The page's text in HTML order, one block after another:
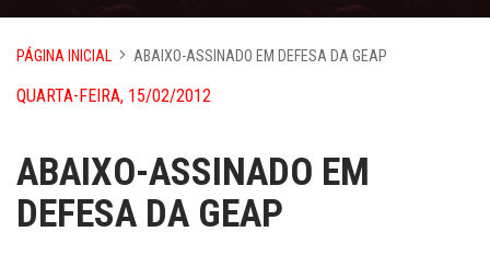
PÁGINA INICIAL ABAIXO-ASSINADO EM DEFESA DA GEAP
QUARTA-FEIRA, 15/02/2012
ABAIXO-ASSINADO EM
DEFESA DA GEAP